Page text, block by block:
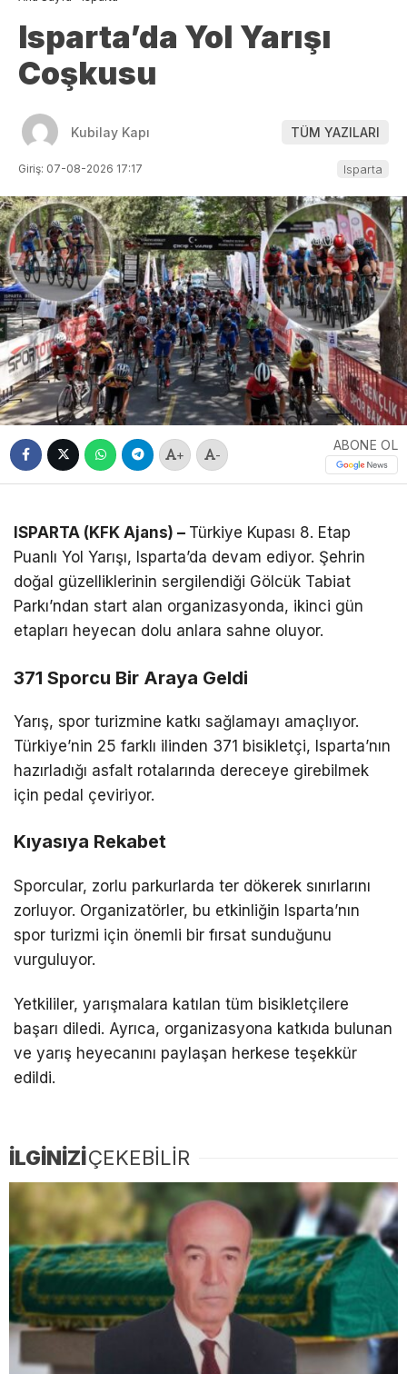
Isparta’da Yol Yarışı
Coşkusu
Kubilay Kapı TÜM YAZILARI
Giriş: 07-08-2026 17:17 Isparta
+ -
ABONE OL
ISPARTA (KFK Ajans) – Türkiye Kupası 8. Etap
Puanlı Yol Yarışı, Isparta’da devam ediyor. Şehrin
doğal güzelliklerinin sergilendiği Gölcük Tabiat
Parkı’ndan start alan organizasyonda, ikinci gün
etapları heyecan dolu anlara sahne oluyor.
371 Sporcu Bir Araya Geldi
Yarış, spor turizmine katkı sağlamayı amaçlıyor.
Türkiye’nin 25 farklı ilinden 371 bisikletçi, Isparta’nın
hazırladığı asfalt rotalarında dereceye girebilmek
için pedal çeviriyor.
Kıyasıya Rekabet
Sporcular, zorlu parkurlarda ter dökerek sınırlarını
zorluyor. Organizatörler, bu etkinliğin Isparta’nın
spor turizmi için önemli bir fırsat sunduğunu
vurguluyor.
Yetkililer, yarışmalara katılan tüm bisikletçilere
başarı diledi. Ayrıca, organizasyona katkıda bulunan
ve yarış heyecanını paylaşan herkese teşekkür
edildi.
İLGİNİZİÇEKEBİLİR